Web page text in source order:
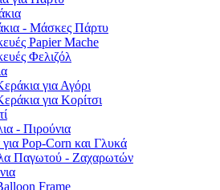
- Μάσκες Πάρτυ
Papier Mache
Φελιζόλ
για Αγόρι
για Κορίτσι
- Πιρούνια
για Pop-Corn και Γλυκά
Παγωτού - Ζαχαρωτών
Frame